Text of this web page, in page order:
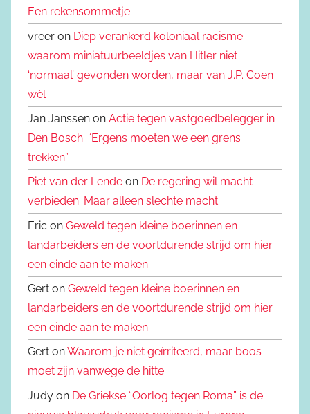
Een rekensommetje
vreer on Diep verankerd koloniaal racisme:
waarom miniatuurbeeldjes van Hitler niet
‘normaal’ gevonden worden, maar van J.P. Coen
wèl
Jan Janssen on Actie tegen vastgoedbelegger in
Den Bosch. “Ergens moeten we een grens
trekken”
Piet van der Lende on De regering wil macht
verbieden. Maar alleen slechte macht.
Eric on Geweld tegen kleine boerinnen en
landarbeiders en de voortdurende strijd om hier
een einde aan te maken
Gert on Geweld tegen kleine boerinnen en
landarbeiders en de voortdurende strijd om hier
een einde aan te maken
Gert onWaarom je niet geïrriteerd, maar boos
moet zijn vanwege de hitte
Judy on De Griekse “Oorlog tegen Roma” is de